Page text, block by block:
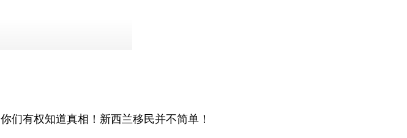
你们有权知道真相！新西兰移民并不简单！